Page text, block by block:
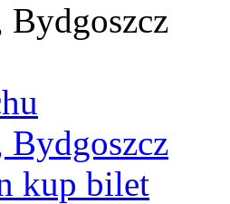
Bydgoszcz
Bydgoszcz
kup bilet